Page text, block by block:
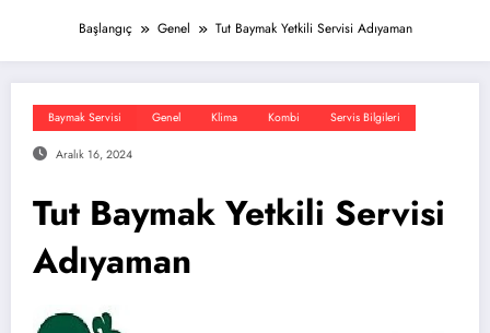
Başlangıç Genel Tut Baymak Yetkili Servisi Adıyaman
Baymak Servisi Genel Klima Kombi Servis Bilgileri
Aralık 16, 2024
Tut Baymak Yetkili Servisi
Adıyaman